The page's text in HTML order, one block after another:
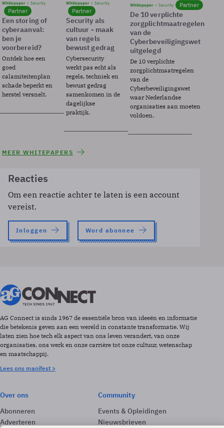
Whitepaper Security
Partner
Een storing of
cyberaanval:
ben je
voorbereid?
Ontdek hoe een
goed
calamiteitenplan
schade beperkt en
herstel versnelt.
Whitepaper Security
Partner
Security als
cultuur - maak
van regels
bewust gedrag
Cybersecurity
werkt pas echt als
regels, techniek en
bewust gedrag
samenkomen in de
dagelijkse
praktijk.
Whitepaper Security Partner
De 10 verplichte
zorgplichtmaatregelen
van de
Cyberbeveiligingswet
uitgelegd
De 10 verplichte
zorgplichtmaatregelen
van de
Cyberbeveiligingswet
waar Nederlandse
organisaties aan moeten
voldoen.
MEER WHITEPAPERS
Reacties
Om een reactie achter te laten is een account
vereist.
Inloggen Word abonnee
AG Connect is sinds 1967 de essentiële bron van ideeën en informatie
die betekenis geven aan een wereld in constante transformatie. Wij
laten zien hoe tech elk aspect van ons leven verandert, van onze
organisaties, ons werk en onze carrière tot onze cultuur, wetenschap
en maatschappij.
Lees ons manifest >
Over ons
Abonneren
Adverteren
Community
Events & Opleidingen
Nieuwsbrieven